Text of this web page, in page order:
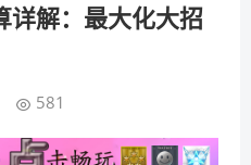
详解：最大化大招
581